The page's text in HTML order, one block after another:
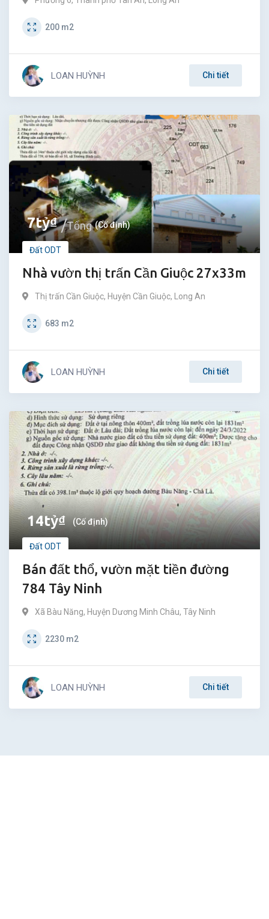
200 m2
LOAN HUỲNH Chi tiết
7tỷ₫ Tổng (Cố định)
Đất ODT
Nhà vườn thị trấn Cần Giuộc 27x33m
Thị trấn Cần Giuộc, Huyện Cần Giuộc, Long An
683 m2
LOAN HUỲNH Chi tiết
14tỷ₫ (Cố định)
Đất ODT
Bán đất thổ, vườn mặt tiền đường
784 Tây Ninh
Xã Bàu Năng, Huyện Dương Minh Châu, Tây Ninh
2230 m2
LOAN HUỲNH Chi tiết